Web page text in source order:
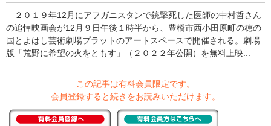
２０１９年12月にアフガニスタンで銃撃死した医師の中村哲さん
の追悼映画会が12月９日午後１時半から、豊橋市西小田原町の穂の
国とよはし芸術劇場プラットのアートスペースで開催される。劇場
版「荒野に希望の火をともす」（２０２２年公開）を無料上映...
この記事は有料会員限定です。
会員登録すると続きをお読みいただけます。